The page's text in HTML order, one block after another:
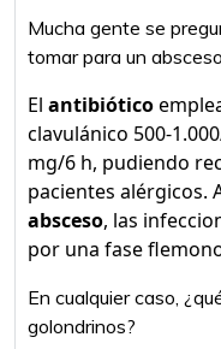
Mucha gente se
tomar para un
El antibiótico
clavulánico 500-
mg/6 h, pudiendo
pacientes alérgicos.
absceso, las
por una fase
En cualquier caso,
golondrinos?